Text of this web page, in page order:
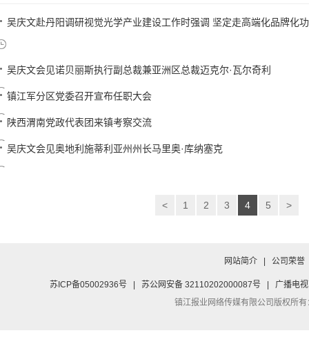
吴庆文赴丹阳调研视觉光学产业建设工作时强调 坚定走高端化品牌化
吴庆文会见诺贝丽斯执行副总裁兼亚洲区总裁迈克尔·瓦尔奇利
镇江军分区党委召开宣布任职大会
陕西渭南党政代表团来镇考察交流
吴庆文会见奥地利施蒂利亚州州长马里奥·库纳塞克
< 1 2 3 4 5 >
网站简介 公司荣誉
苏ICP备05002936号 苏公网安备 32110202000087号
广播电
镇江报业网络传媒有限公司版权所